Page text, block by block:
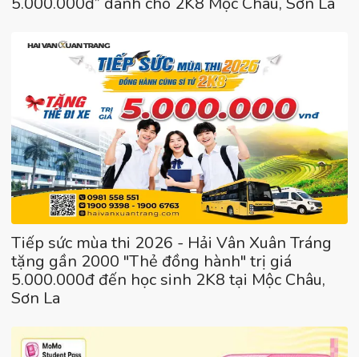
Tiếp sức mùa thi 2026 - Hải Vân Xuân Tráng
tặng gần 2000 "Thẻ đồng hành" trị giá
5.000.000đ đến học sinh 2K8 tại Mộc Châu,
Sơn La